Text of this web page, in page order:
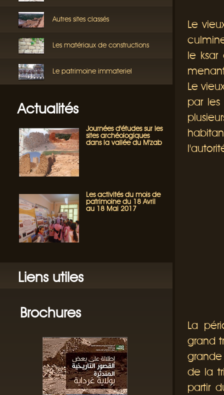
Autres sites classés
Les matériaux de constructions
Le patrimoine immateriel
Actualités
Journées d'études sur les
sites archéologiques
dans la vallée du M'zab
Les activités du mois de
patrimoine du 18 Avril
au 18 Mai 2017
Liens utiles
Brochures
Le
le
Le
par
La
grand
de la
partir